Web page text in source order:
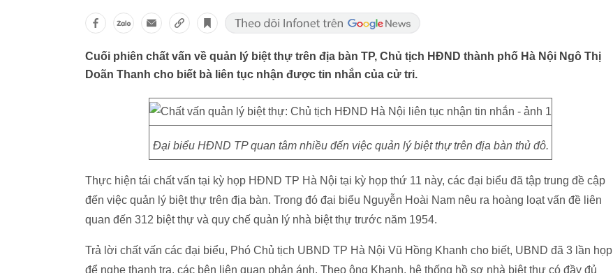
Cuối phiên chất vấn về quản lý biệt thự trên địa bàn TP, Chủ tịch HĐND thành phố Hà Nội Ngô Thị
Doãn Thanh cho biết bà liên tục nhận được tin nhắn của cử tri.
Đại biểu HĐND TP quan tâm nhiều đến việc quản lý biệt thự trên địa bàn thủ đô.
Thực hiện tái chất vấn tại kỳ họp HĐND TP Hà Nội tại kỳ họp thứ 11 này, các đại biểu đã tập trung đề cập
đến việc quản lý biệt thự trên địa bàn. Trong đó đại biểu Nguyễn Hoài Nam nêu ra hoàng loạt vấn đề liên
quan đến 312 biệt thự và quy chế quản lý nhà biệt thự trước năm 1954.
Trả lời chất vấn các đại biểu, Phó Chủ tịch UBND TP Hà Nội Vũ Hồng Khanh cho biết, UBND đã 3 lần họp
để nghe thanh tra, các bên liên quan phản ánh. Theo ông Khanh, hệ thống hồ sơ nhà biệt thự có đầy đủ